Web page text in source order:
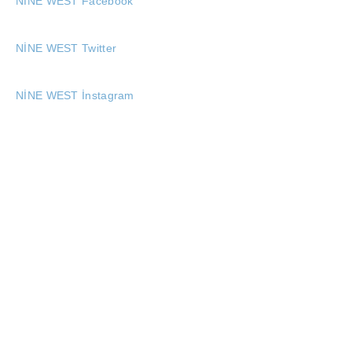
NİNE WEST Twitter
NİNE WEST İnstagram